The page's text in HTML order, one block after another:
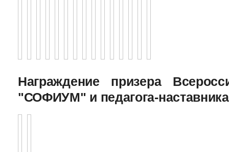
Награждение призера
"СОФИУМ" и педагога-наставника